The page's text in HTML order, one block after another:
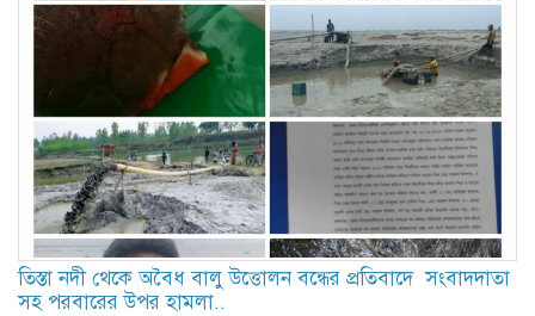
তিস্তা নদী থেকে অবৈধ বালু উত্তোলন বন্ধের প্রতিবাদে সংবাদদাতা
সহ পরবারের উপর হামলা..